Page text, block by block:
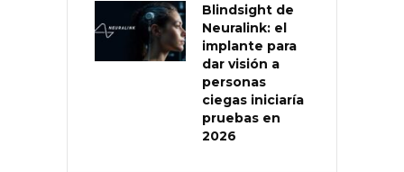
Blindsight de
Neuralink: el
implante para
dar visión a
personas
ciegas iniciaría
pruebas en
2026